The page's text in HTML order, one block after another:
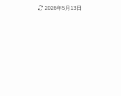
2026年5月13日